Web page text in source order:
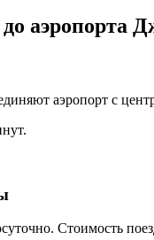
аэропорта
аэропорт с
Стоимость